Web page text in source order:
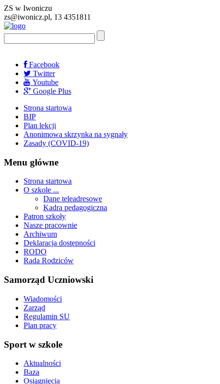
ZS w Iwoniczu
zs@iwonicz.pl, 13 4351811
Facebook
Twitter
Youtube
Google Plus
Strona startowa
BIP
Plan lekcji
Anonimowa skrzynka na sygnały
Zasady (COVID-19)
Menu główne
Strona startowa
O szkole ...
Dane teleadresowe
Kadra pedagogiczna
Patron szkoły
Nasze pracownie
Archiwum
Deklaracja dostępności
RODO
Rada Rodziców
Samorząd Uczniowski
Wiadomości
Zarząd
Regulamin SU
Plan pracy
Sport w szkole
Aktualności
Baza
Osiągnięcia